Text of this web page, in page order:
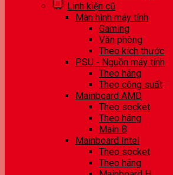
Linh kiện cũ
Màn hình máy tính
Gaming
Văn phòng
Theo kích thước
PSU - Nguồn máy tính
Theo hãng
Theo công suất
Mainboard AMD
Theo socket
Theo hãng
Main B
Mainboard Intel
Theo socket
Theo hãng